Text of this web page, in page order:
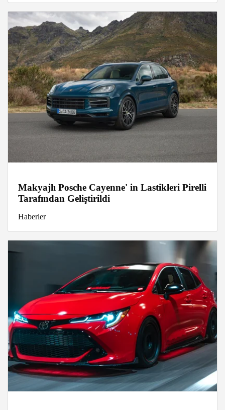
Makyajlı Posche Cayenne' in Lastikleri Pirelli
Tarafından Geliştirildi
Haberler